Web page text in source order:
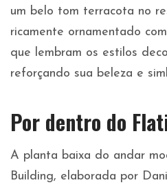
um belo tom terracota no
ricamente ornamentado
que lembram os estilos
reforçando sua beleza e
Por dentro do
A planta baixa do andar
Building, elaborada por